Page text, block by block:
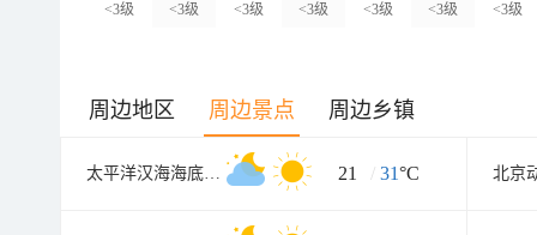
<3级 <3级 <3级 <3级 <3级 <3级 <3级
周边地区 周边景点 周边乡镇
太平洋汉海海底世界 21 / 31°C 北京